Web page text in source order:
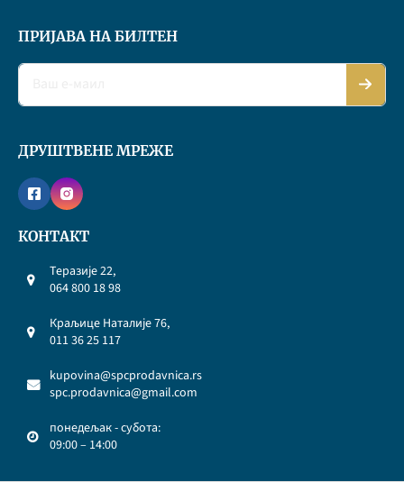
ПРИЈАВА НА БИЛТЕН
ДРУШТВЕНЕ МРЕЖЕ
КОНТАКТ
Теразије 22,
064 800 18 98
Краљице Наталије 76,
011 36 25 117
kupovina@spcprodavnica.rs
spc.prodavnica@gmail.com
понедељак - субота:
09:00 – 14:00